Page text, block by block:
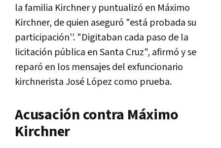
la familia Kirchner y puntualizó en Máximo
Kirchner, de quien aseguró "está probada su
participación’’. "Digitaban cada paso de la
licitación pública en Santa Cruz", afirmó y se
reparó en los mensajes del exfuncionario
kirchnerista José López como prueba.
Acusación contra Máximo
Kirchner